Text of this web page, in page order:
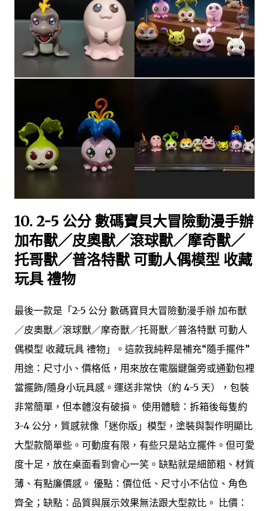
10. 2-5 公分 數碼寶貝大冒險動漫手辦
加布獸／皮奧獸／滾球獸／摩奇獸／
托哥獸／普洛特獸 可動人偶模型 收藏
玩具 禮物
最後一款是「2-5 公分 數碼寶貝大冒險動漫手辦 加布獸
／皮奧獸／滾球獸／摩奇獸／托哥獸／普洛特獸 可動人
偶模型 收藏玩具 禮物」。這款我純粹是補充“隨手擺件”
用途：尺寸小、價格低，用來放在電腦鍵盤旁或通勤包裡
當擺飾/隨身小玩具感。運送非常快（約 4-5 天），包裝
非常簡單，但本體沒有破損。 使用體驗：拆箱後每隻約
3-4 公分，質感就像「迷你版」模型，塗裝與製作明顯比
大型款簡單些。可動度有限，有些只是站立擺件。但可愛
度十足，放在桌面看到會心一笑。缺點就是細節粗、材質
薄、有點廉價感。 優點：價位低、尺寸小不佔位、角色
齊全；缺點：品質與展示效果無法跟大型款比。 比價：